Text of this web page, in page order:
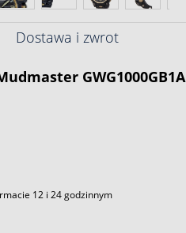
Dostawa i zwrot
GWG1000GB1A
12 i 24 godzinnym